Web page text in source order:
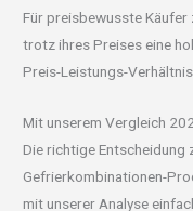
Für preisbewusste Käufer
trotz ihres Preises eine
Preis-Leistungs-Verhältnis
Mit unserem Vergleich
Die richtige Entscheidung
Gefrierkombinationen-
mit unserer Analyse